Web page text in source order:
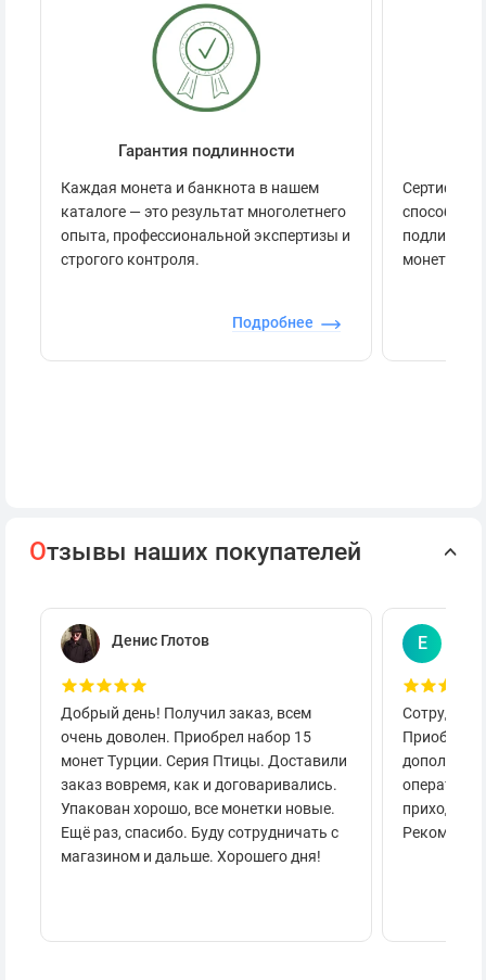
Гарантия подлинности
Каждая монета и банкнота в нашем
каталоге — это результат многолетнего
опыта, профессиональной экспертизы и
строгого контроля.
Подробнее
способов
монеты.
Отзывы наших покупателей
Денис Глотов
Добрый день! Получил заказ, всем
очень доволен. Приобрел набор 15
монет Турции. Серия Птицы. Доставили
заказ вовремя, как и договаривались.
Упакован хорошо, все монетки новые.
Ещё раз, спасибо. Буду сотрудничать с
магазином и дальше. Хорошего дня!
Е
приходило